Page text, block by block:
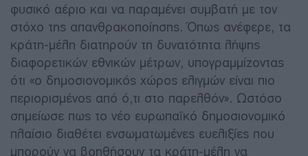
φυσικό αέριο και να παραμένει συμβατή με τον
στόχο της απανθρακοποίησης. Όπως ανέφερε, τα
κράτη-μέλη διατηρούν τη δυνατότητα λήψης
διαφορετικών εθνικών μέτρων, υπογραμμίζοντας
ότι «ο δημοσιονομικός χώρος ελιγμών είναι πιο
περιορισμένος από ό,τι στο παρελθόν». Ωστόσο
σημείωσε πως το νέο ευρωπαϊκό δημοσιονομικό
πλαίσιο διαθέτει ενσωματωμένες ευελιξίες που
μπορούν να βοηθήσουν τα κράτη-μέλη να